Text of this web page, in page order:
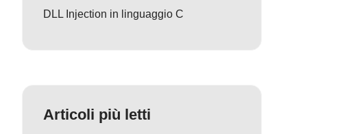
DLL Injection in linguaggio C
Articoli più letti